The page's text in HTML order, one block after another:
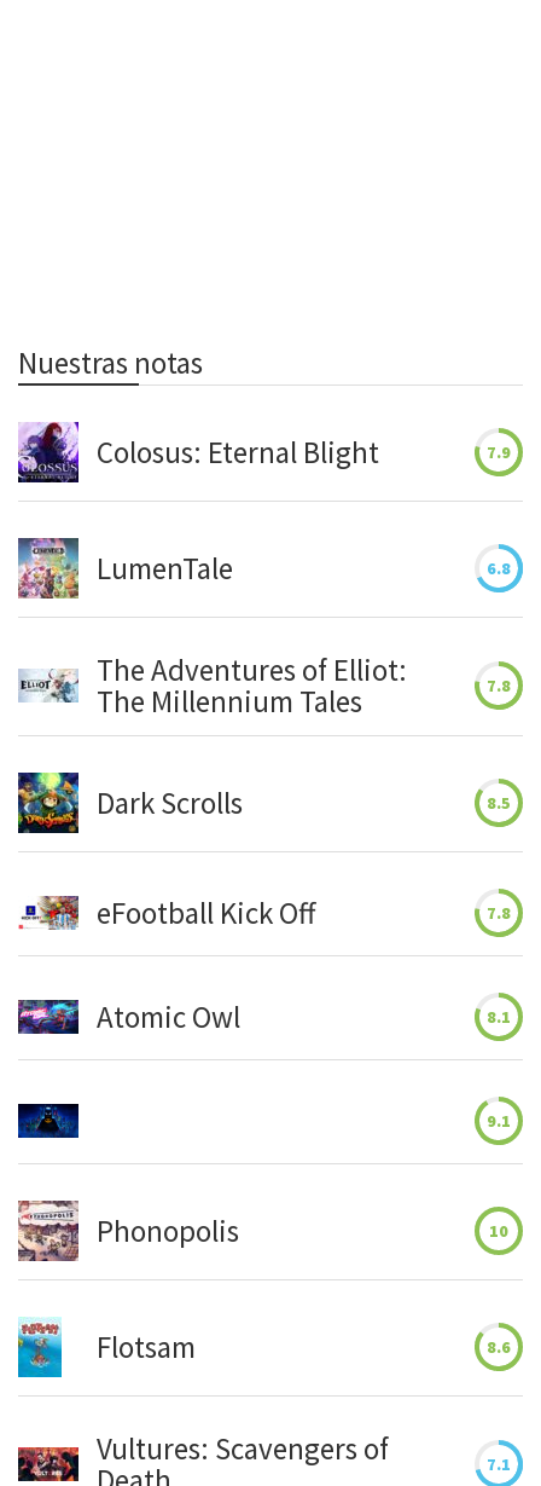
Nuestras notas
Colosus: Eternal Blight 7.9
LumenTale 6.8
The Adventures of Elliot:
The Millennium Tales
7.8
Dark Scrolls 8.5
eFootball Kick Off 7.8
Atomic Owl 8.1
9.1
Phonopolis 10
Flotsam 8.6
Vultures: Scavengers of
7.1